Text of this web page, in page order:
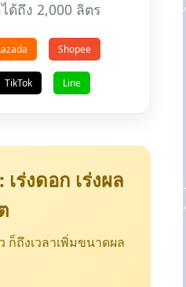
ด้ถึง 2,000 ลิตร
Shopee
TikTok Line
ร่งดอก เร่งผล
ก็ถึงเวลาเพิ่มขนาดผล